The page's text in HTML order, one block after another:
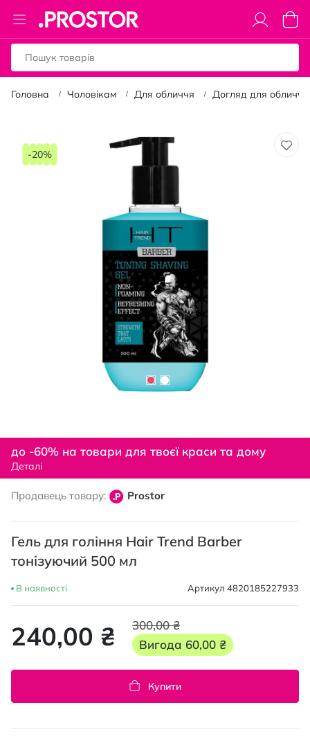
Toggle
Nav
Кошик
Головна Чоловікам Для обличчя Догляд для обличчя
кінця
-20%
початку
галереї
до -60% на товари для твоєї краси та дому
Деталі
Продавець товару: Prostor
Гель для гоління Hair Trend Barber
тонізуючий 500 мл
В наявності Артикул 4820185227933
240,00 ₴
300,00 ₴
Вигода 60,00 ₴
Купити